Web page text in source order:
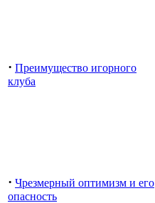
· Преимущество игорного
клуба
· Чрезмерный оптимизм и его
опасность